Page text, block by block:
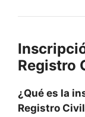
Registro
¿Qué es la
Registro